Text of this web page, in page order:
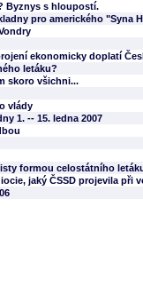
Byznys s hloupostí.
pro amerického "Syna
ekonomicky doplatí
letáku?
skoro všichni...
vlády
1. -- 15. ledna 2007
formou celostátního
jaký ČSSD projevila při